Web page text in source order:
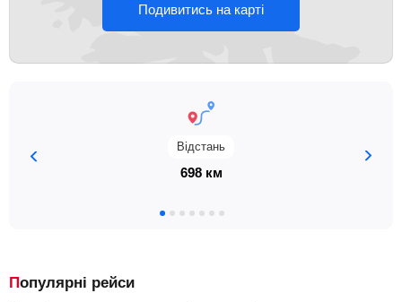
Подивитись на карті
Відстань
698 км
Популярні рейси